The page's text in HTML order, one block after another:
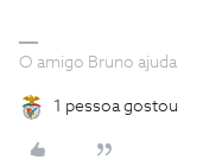
O amigo Bruno ajuda
1 pessoa gostou